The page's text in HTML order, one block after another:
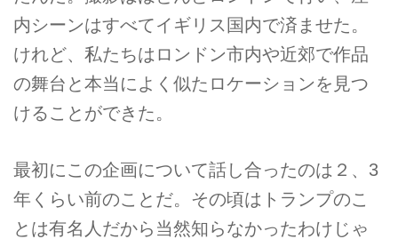
内シーンはすべてイギリス国内で済ませた。
けれど、私たちはロンドン市内や近郊で作品
の舞台と本当によく似たロケーションを見つ
けることができた。
最初にこの企画について話し合ったのは２、3
年くらい前のことだ。その頃はトランプのこ
とは有名人だから当然知らなかったわけじゃ